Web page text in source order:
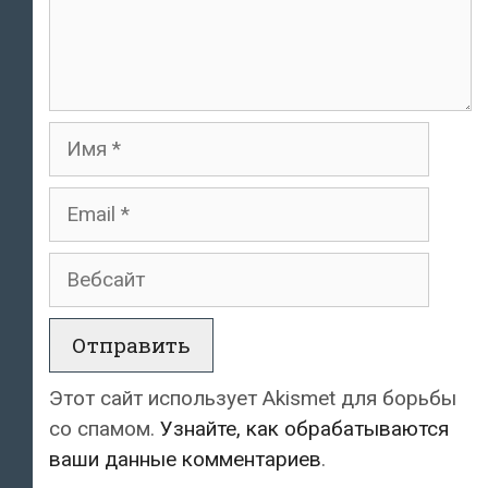
Имя
Email
Вебсайт
Этот сайт использует Akismet для борьбы
со спамом. Узнайте, как обрабатываются
ваши данные комментариев.